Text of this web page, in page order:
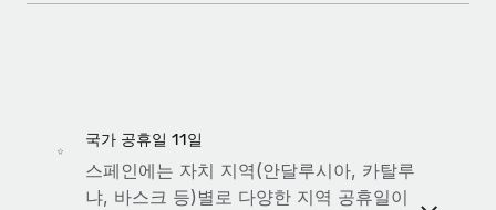
에게는 흥미롭고 전문적인 비디오 제작이 어느 때보다 중요해졌습
니다. 그러나 대부분의 회사들은 그렇게 높은 품질의...
국가 공휴일 11일
스페인에는 자치 지역(안달루시아, 카탈루
냐, 바스크 등)별로 다양한 지역 공휴일이